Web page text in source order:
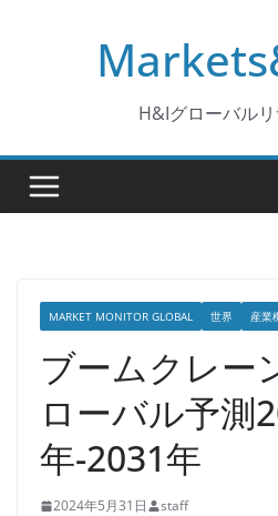
H&Iグローバル
MARKET MONITOR GLOBAL 世界 産業
ブームクレー
ローバル予測
年-2031年
2024年5月31日 staff